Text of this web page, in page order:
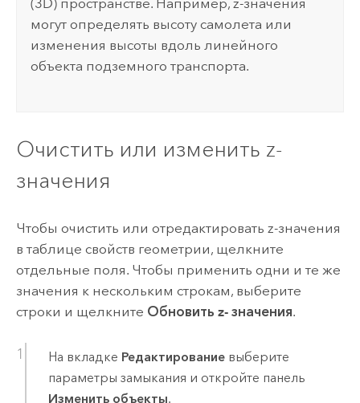
(3D) пространстве. Например, z-значения
могут определять высоту самолета или
изменения высоты вдоль линейного
объекта подземного транспорта.
Очистить или изменить z-
значения
Чтобы очистить или отредактировать z-значения
в таблице свойств геометрии, щелкните
отдельные поля. Чтобы применить одни и те же
значения к нескольким строкам, выберите
строки и щелкните Обновить z- значения.
На вкладке Редактированиевыберите
параметры замыкания и откройте панель
Изменить объекты.